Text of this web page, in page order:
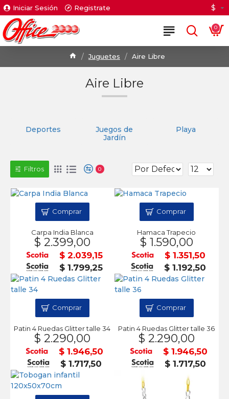
Iniciar Sesión Registrate $
0
Juguetes Aire Libre
Aire Libre
Deportes
Juegos de
Jardín
Playa
Filtros 0
Carpa India Blanca
$ 2.399,00
$ 2.039,15
$ 1.799,25
Comprar
Hamaca Trapecio
$ 1.590,00
$ 1.351,50
$ 1.192,50
Comprar
Patin 4 Ruedas Glitter talle 34
$ 2.290,00
$ 1.946,50
$ 1.717,50
Comprar
Patin 4 Ruedas Glitter talle 36
$ 2.290,00
$ 1.946,50
$ 1.717,50
Comprar